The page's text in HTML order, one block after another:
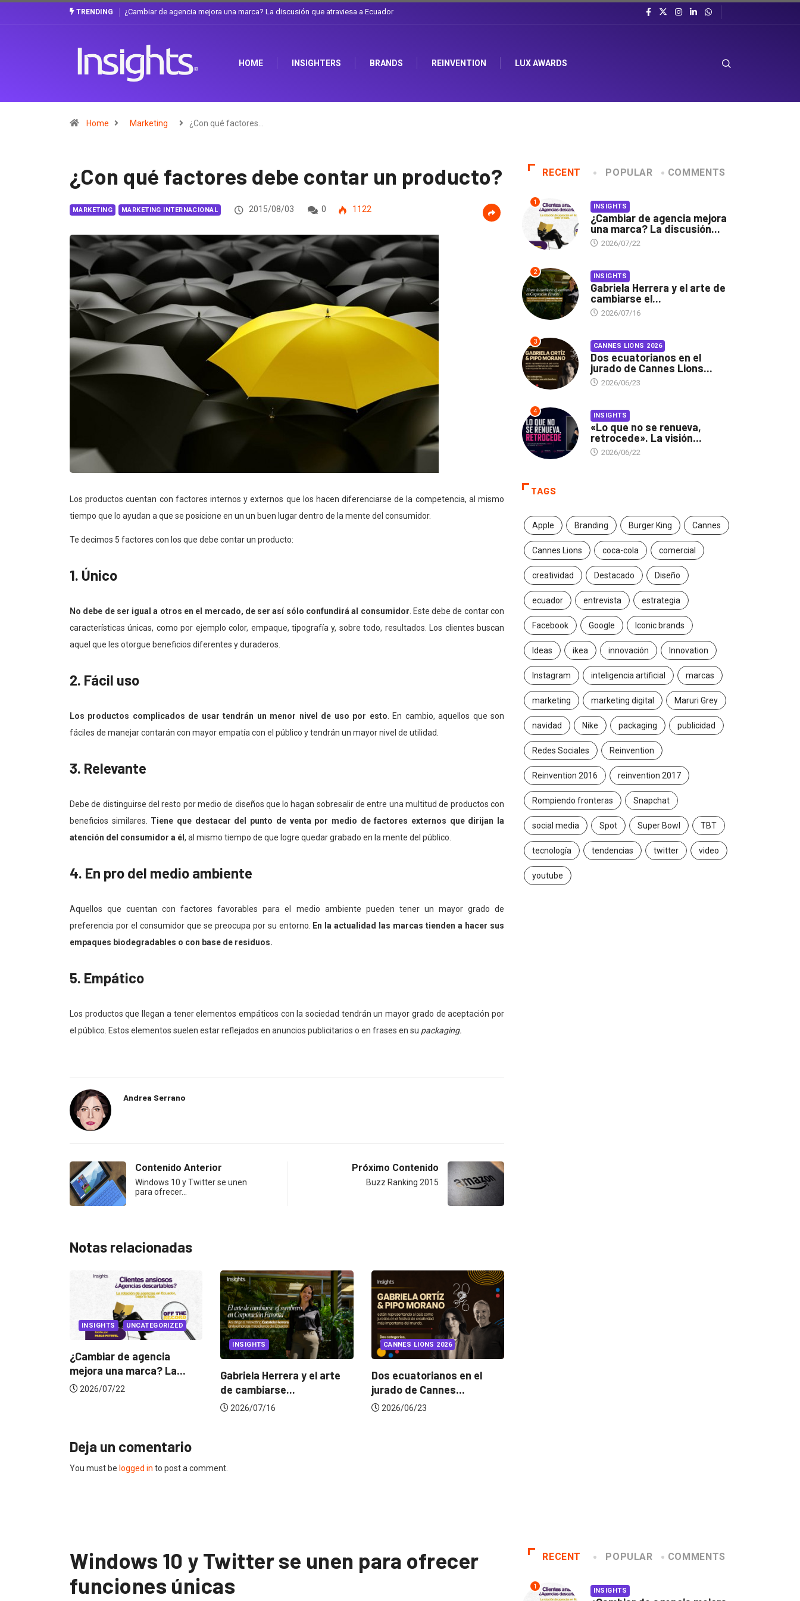
TRENDING Gabriela Herrera y el arte de cambiarse el sombrero en Corporación Favorita
HOME INSIGHTERS BRANDS REINVENTION LUX AWARDS
Home Marketing ¿Con qué factores…
¿Con qué factores debe contar un producto?
MARKETING MARKETING INTERNACIONAL 2015/08/03 0 1122
Los productos cuentan con factores internos y externos que los hacen diferenciarse de la competencia, al mismo
tiempo que lo ayudan a que se posicione en un un buen lugar dentro de la mente del consumidor.
Te decimos 5 factores con los que debe contar un producto:
1. Único
No debe de ser igual a otros en el mercado, de ser así sólo confundirá al consumidor. Este debe de contar con
características únicas, como por ejemplo color, empaque, tipografía y, sobre todo, resultados. Los clientes buscan
aquel que les otorgue beneficios diferentes y duraderos.
2. Fácil uso
Los productos complicados de usar tendrán un menor nivel de uso por esto. En cambio, aquellos que son
fáciles de manejar contarán con mayor empatía con el público y tendrán un mayor nivel de utilidad.
3. Relevante
Debe de distinguirse del resto por medio de diseños que lo hagan sobresalir de entre una multitud de productos con
beneficios similares. Tiene que destacar del punto de venta por medio de factores externos que dirijan la
atención del consumidor a él , al mismo tiempo de que logre quedar grabado en la mente del público.
4. En pro del medio ambiente
Aquellos que cuentan con factores favorables para el medio ambiente pueden tener un mayor grado de
preferencia por el consumidor que se preocupa por su entorno. En la actualidad las marcas tienden a hacer sus
empaques biodegradables o con base de residuos.
5. Empático
Los productos que llegan a tener elementos empáticos con la sociedad tendrán un mayor grado de aceptación por
el público. Estos elementos suelen estar reflejados en anuncios publicitarios o en frases en su packaging.
Andrea Serrano
Contenido Anterior
Windows 10 y Twitter se unen
para ofrecer…
Próximo Contenido
Buzz Ranking 2015
Notas relacionadas
Gabriela Herrera y el arte
de cambiarse...
CANNES LIONS 2026
Dos ecuatorianos en el
jurado de Cannes...
2026/06/23
INSIGHTS UNCATEGORIZED
¿Cambiar de agencia
mejora una marca? La...
2026/07/22
Deja un comentario
You must be logged in to post a comment.
RECENT POPULAR COMMENTS
1 INSIGHTS
¿Cambiar de agencia mejora
una marca? La discusión...
2026/07/22
2 INSIGHTS
Gabriela Herrera y el arte de
cambiarse el...
2026/07/16
3 CANNES LIONS 2026
Dos ecuatorianos en el
jurado de Cannes Lions...
2026/06/23
4 INSIGHTS
«Lo que no se renueva,
retrocede». La visión...
2026/06/22
TAGS
Apple Branding Burger King Cannes
Cannes Lions coca-cola comercial
creatividad Destacado Diseño
ecuador entrevista estrategia
Facebook Google Iconic brands
Ideas ikea innovación Innovation
Instagram inteligencia artificial marcas
marketing marketing digital Maruri Grey
navidad Nike packaging publicidad
Redes Sociales Reinvention
Reinvention 2016 reinvention 2017
Rompiendo fronteras Snapchat
social media Spot Super Bowl TBT
tecnología tendencias twitter video
youtube
Windows 10 y Twitter se unen para ofrecer
funciones únicas
RECENT POPULAR COMMENTS
1 INSIGHTS